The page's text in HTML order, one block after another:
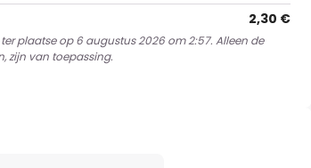
2,30 €
plaatse op 6 augustus 2026 om 2:57. Alleen de
zijn van toepassing.